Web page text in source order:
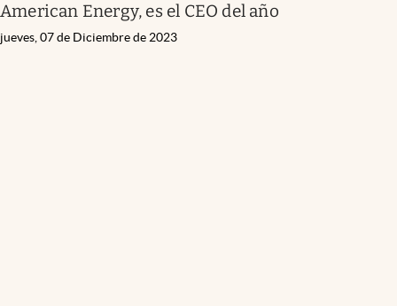
American Energy, es el CEO del año
jueves, 07 de Diciembre de 2023